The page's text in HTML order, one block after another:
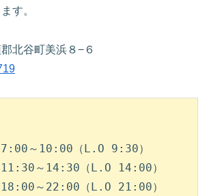
す。
北谷町美浜８−６
～10:00（L.O 9:30）
～14:30（L.O 14:00）
～22:00（L.O 21:00）